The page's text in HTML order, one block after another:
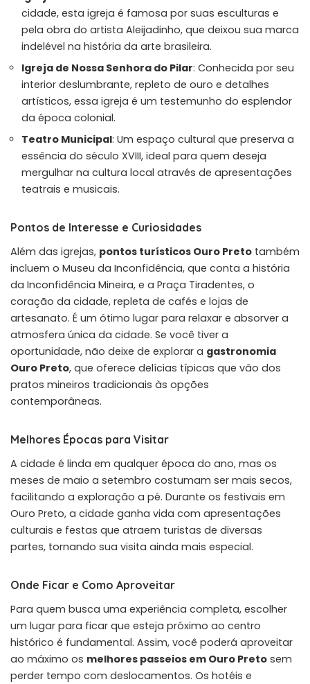
cidade, esta igreja é famosa por suas esculturas e
pela obra do artista Aleijadinho, que deixou sua marca
indelével na história da arte brasileira.
Igreja de Nossa Senhora do Pilar: Conhecida por seu
interior deslumbrante, repleto de ouro e detalhes
artísticos, essa igreja é um testemunho do esplendor
da época colonial.
Teatro Municipal: Um espaço cultural que preserva a
essência do século XVIII, ideal para quem deseja
mergulhar na cultura local através de apresentações
teatrais e musicais.
Pontos de Interesse e Curiosidades
Além das igrejas, pontos turísticos Ouro Preto também
incluem o Museu da Inconfidência, que conta a história
da Inconfidência Mineira, e a Praça Tiradentes, o
coração da cidade, repleta de cafés e lojas de
artesanato. É um ótimo lugar para relaxar e absorver a
atmosfera única da cidade. Se você tiver a
oportunidade, não deixe de explorar a gastronomia
Ouro Preto, que oferece delícias típicas que vão dos
pratos mineiros tradicionais às opções
contemporâneas.
Melhores Épocas para Visitar
A cidade é linda em qualquer época do ano, mas os
meses de maio a setembro costumam ser mais secos,
facilitando a exploração a pé. Durante os festivais em
Ouro Preto, a cidade ganha vida com apresentações
culturais e festas que atraem turistas de diversas
partes, tornando sua visita ainda mais especial.
Onde Ficar e Como Aproveitar
Para quem busca uma experiência completa, escolher
um lugar para ficar que esteja próximo ao centro
histórico é fundamental. Assim, você poderá aproveitar
ao máximo os melhores passeios em Ouro Preto sem
perder tempo com deslocamentos. Os hotéis e